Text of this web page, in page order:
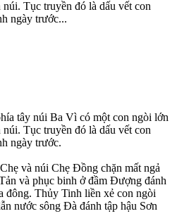
Tục truyền đó là dấu vết con
ngày trước...
tây núi Ba Vì có một con ngòi lớn
Tục truyền đó là dấu vết con
ngày trước.
và núi Chẹ Đồng chặn mất ngả
và phục binh ở đầm Đượng đánh
đông. Thủy Tinh liền xẻ con ngòi
nước sông Đà đánh tập hậu Sơn